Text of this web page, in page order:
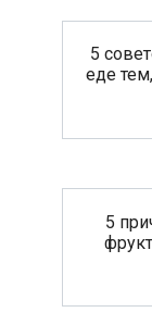
5
еде
5